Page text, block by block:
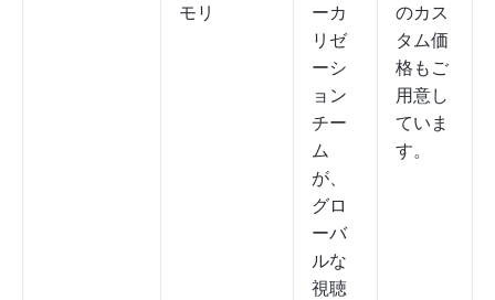
モリ
ーカ
リゼ
ーシ
ョン
チー
ム
が、
グロ
ーバ
ルな
視聴
のカス
タム価
格もご
用意し
ていま
す。